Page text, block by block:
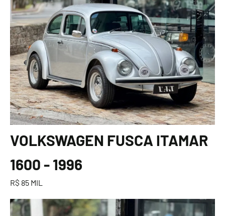
VOLKSWAGEN FUSCA ITAMAR
1600 - 1996
R$ 85 MIL